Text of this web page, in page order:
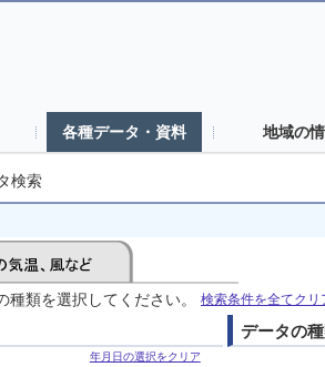
各種データ・資料 地域の
検索
類を選択してください。 検索条件を全てクリ
年月日の選択をクリア
データの